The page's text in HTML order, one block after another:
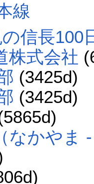
線
信長100
株式会社
(3425d)
(3425d)
なかやま